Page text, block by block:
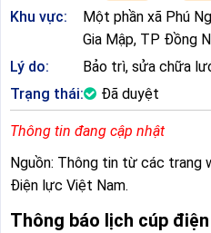
Khu vực:
Một phần xã Phú
Gia Mập, TP Đồng
Lý do:
Bảo trì, sửa chữa
Trạng thái:
Đã duyệt
Thông tin đang cập nhật
Nguồn: Thông tin từ các trang
Điện lực Việt Nam.
Thông báo lịch cúp